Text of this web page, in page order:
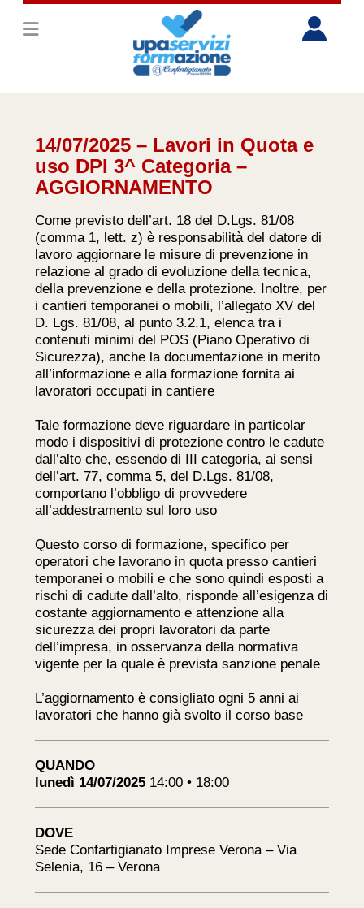
14/07/2025 – Lavori in Quota e
uso DPI 3^ Categoria –
AGGIORNAMENTO
Come previsto dell’art. 18 del D.Lgs. 81/08
(comma 1, lett. z) è responsabilità del datore di
lavoro aggiornare le misure di prevenzione in
relazione al grado di evoluzione della tecnica,
della prevenzione e della protezione. Inoltre, per
i cantieri temporanei o mobili, l’allegato XV del
D. Lgs. 81/08, al punto 3.2.1, elenca tra i
contenuti minimi del POS (Piano Operativo di
Sicurezza), anche la documentazione in merito
all’informazione e alla formazione fornita ai
lavoratori occupati in cantiere
Tale formazione deve riguardare in particolar
modo i dispositivi di protezione contro le cadute
dall’alto che, essendo di III categoria, ai sensi
dell’art. 77, comma 5, del D.Lgs. 81/08,
comportano l’obbligo di provvedere
all’addestramento sul loro uso
Questo corso di formazione, specifico per
operatori che lavorano in quota presso cantieri
temporanei o mobili e che sono quindi esposti a
rischi di cadute dall’alto, risponde all’esigenza di
costante aggiornamento e attenzione alla
sicurezza dei propri lavoratori da parte
dell’impresa, in osservanza della normativa
vigente per la quale è prevista sanzione penale
L’aggiornamento è consigliato ogni 5 anni ai
lavoratori che hanno già svolto il corso base
QUANDO
lunedì 14/07/2025 14:00 • 18:00
DOVE
Sede Confartigianato Imprese Verona – Via
Selenia, 16 – Verona